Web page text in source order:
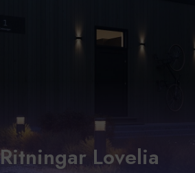
Ritningar Lovelia